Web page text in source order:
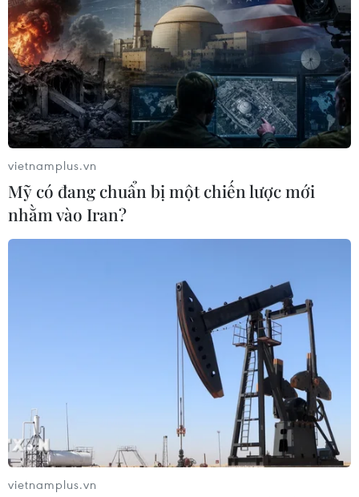
vietnamplus.vn
Mỹ có đang chuẩn bị một chiến lược mới
nhằm vào Iran?
vietnamplus.vn